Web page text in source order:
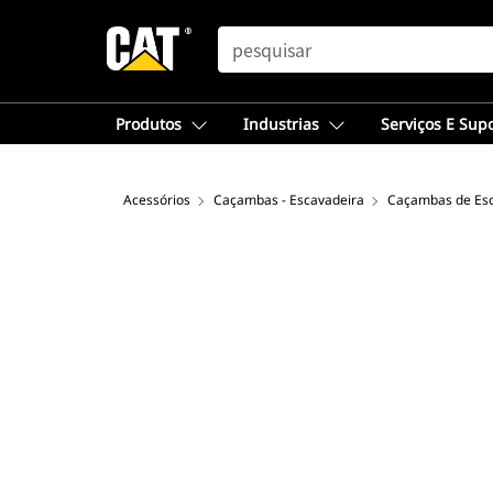
SEARCH
Produtos Industrias Serviços E
Acessórios Caçambas - Escavadeira